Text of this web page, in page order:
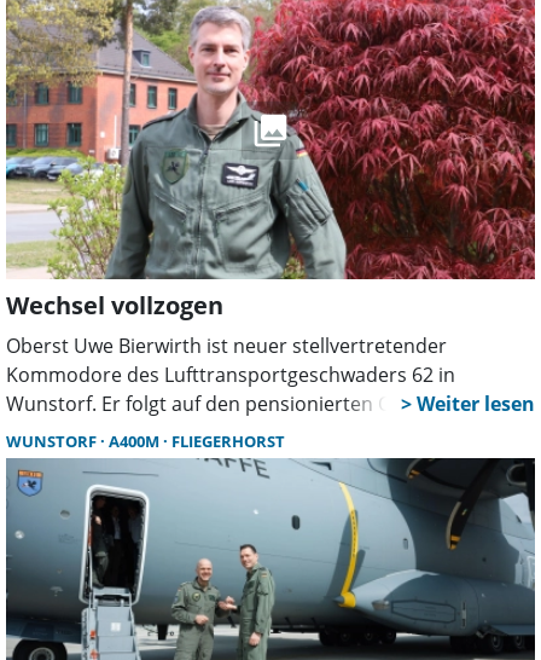
Wechsel vollzogen
Oberst Uwe Bierwirth ist neuer stellvertretender
Kommodore des Lufttransportgeschwaders 62 in
Wunstorf. Er folgt auf den pensionierten Oberst Torsten
Fette und übernimmt zugleich den Vorsitz des Vereins
Helfende Raben, der Ende 2024 gegründet wurde.
WUNSTORF A400M FLIEGERHORST